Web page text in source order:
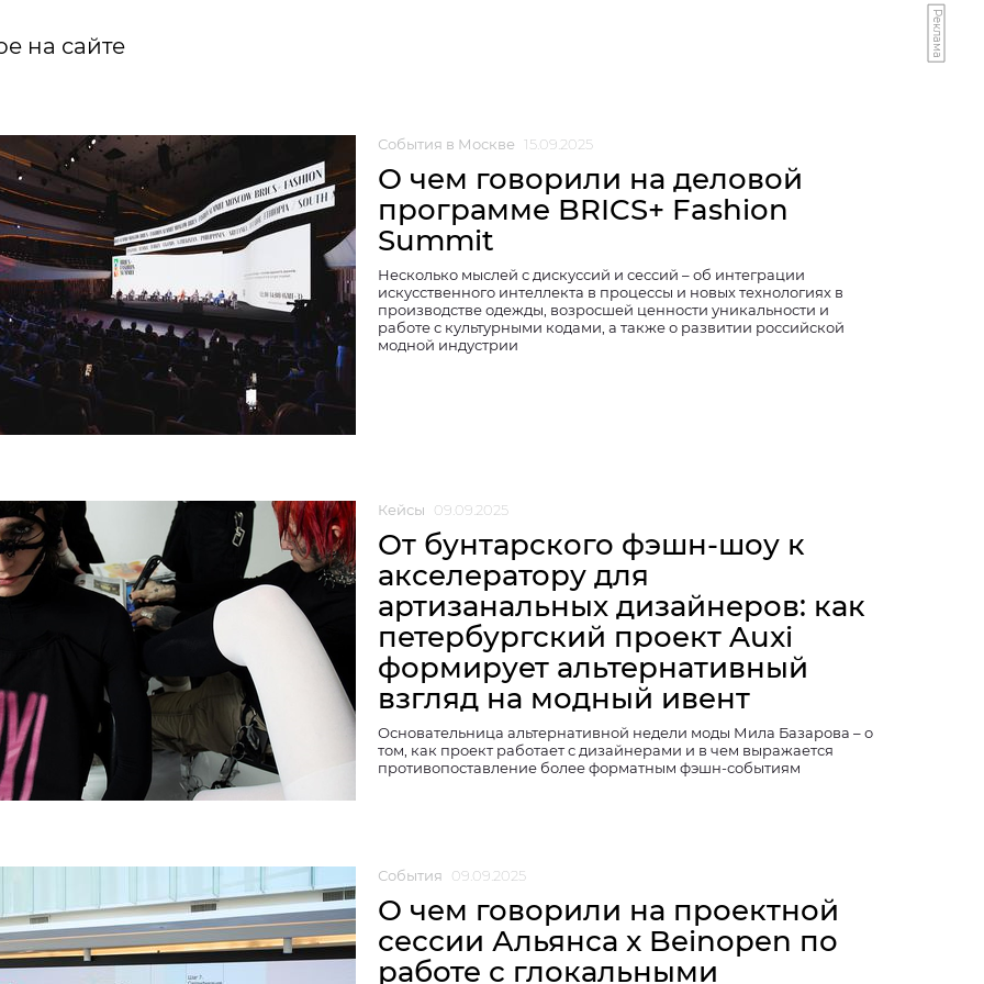
Реклама
на сайте
События в Москве 15.09.2025
О чем говорили на деловой
программе BRICS+ Fashion
Summit
Несколько мыслей с дискуссий и сессий – об интеграции
искусственного интеллекта в процессы и новых технологиях в
производстве одежды, возросшей ценности уникальности и
работе с культурными кодами, а также о развитии российской
модной индустрии
Кейсы 09.09.2025
От бунтарского фэшн-шоу к
акселератору для
артизанальных дизайнеров: как
петербургский проект Auxi
формирует альтернативный
взгляд на модный ивент
Основательница альтернативной недели моды Мила Базарова – о
том, как проект работает с дизайнерами и в чем выражается
противопоставление более форматным фэшн-событиям
События 09.09.2025
О чем говорили на проектной
сессии Альянса x Beinopen по
работе с глокальными